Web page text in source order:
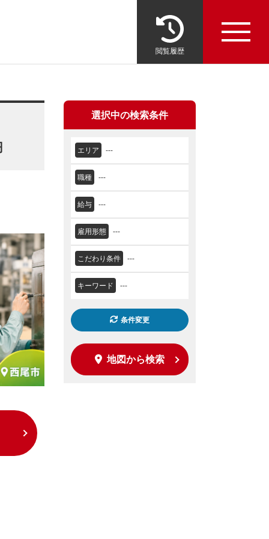
閲覧履歴
選択中の検索条件
エリア ---
職種 ---
給与 ---
雇用形態 ---
こだわり条件 ---
キーワード ---
条件変更
地図から検索